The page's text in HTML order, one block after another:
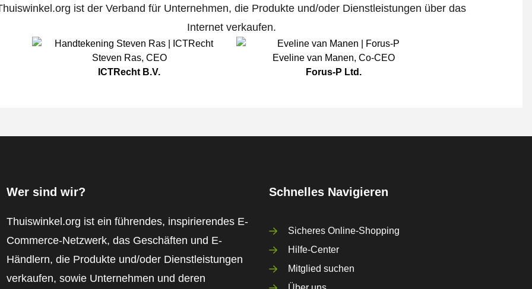
ist der Verband für Unternehmen, die Produkte und/oder Dienstleistungen über das
Internet verkaufen.
Steven Ras, CEO
ICTRecht B.V.
Eveline van Manen, Co-CEO
Forus-P Ltd.
Wer sind wir?
Thuiswinkel.org ist ein führendes, inspirierendes E-
Commerce-Netzwerk, das Geschäften und E-
Händlern, die Produkte und/oder Dienstleistungen
verkaufen, sowie Unternehmen und deren
Schnelles Navigieren
Sicheres Online-Shopping
Hilfe-Center
Mitglied suchen